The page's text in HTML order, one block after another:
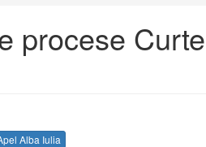
procese
Alba Iulia